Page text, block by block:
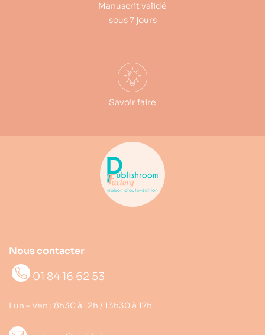
Manuscrit validé
sous 7 jours
Savoir faire
Nous contacter
01 84 16 62 53
Lun – Ven : 8h30 à 12h / 13h30 à 17h